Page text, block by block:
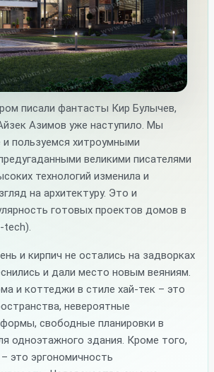
писали фантасты Кир Булычев,
Азимов уже наступило. Мы
и пользуемся хитроумными
великими писателями
технологий изменила и
на архитектуру. Это и
готовых проектов домов в
tech).
и кирпич не остались на задворках
и дали место новым веяниям.
и коттеджи в стиле хай-тек – это
невероятные
свободные планировки в
одноэтажного здания. Кроме того,
это эргономичность